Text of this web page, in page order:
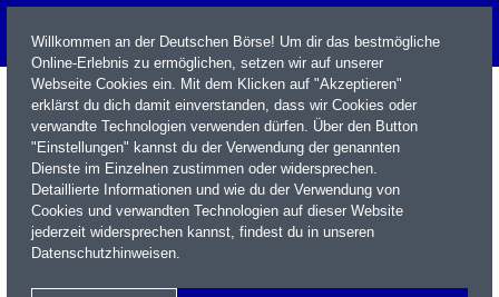
Name / WKN / ISIN / Kürzel
Willkommen an der Deutschen Börse! Um dir das bestmögliche
Online-Erlebnis zu ermöglichen, setzen wir auf unserer
Webseite Cookies ein. Mit dem Klicken auf "Akzeptieren"
erklärst du dich damit einverstanden, dass wir Cookies oder
verwandte Technologien verwenden dürfen. Über den Button
"Einstellungen" kannst du der Verwendung der genannten
Dienste im Einzelnen zustimmen oder widersprechen.
Detaillierte Informationen und wie du der Verwendung von
Cookies und verwandten Technologien auf dieser Website
jederzeit widersprechen kannst, findest du in unseren
Datenschutzhinweisen.